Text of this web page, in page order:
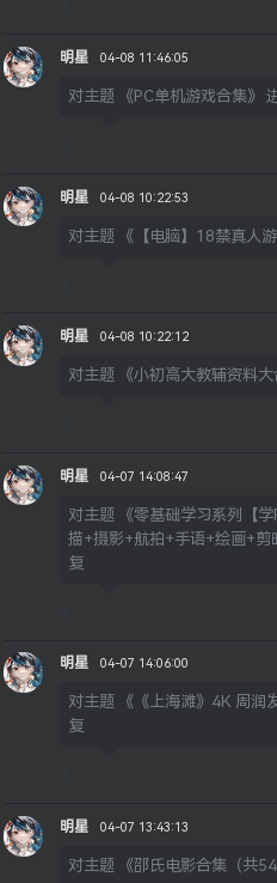
明星 04-08 11:46:05
对主题 《PC单机游戏合集》
明星 04-08 10:22:53
对主题 《【电脑】18禁真人
明星 04-08 10:22:12
对主题 《小初高大教辅资料
明星 04-07 14:08:47
对主题
《零基础学习系列【
描+摄影+航拍+手语+绘画+
复
明星 04-07 14:06:00
对主题 《《上海滩》4K 周
复
明星 04-07 13:43:13
对主题 《邵氏电影合集（共